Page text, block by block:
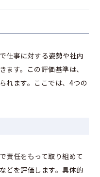
仕事に対する姿勢や社内
ます。この評価基準は、
れます。ここでは、4つの
責任をもって取り組めて
どを評価します。具体的